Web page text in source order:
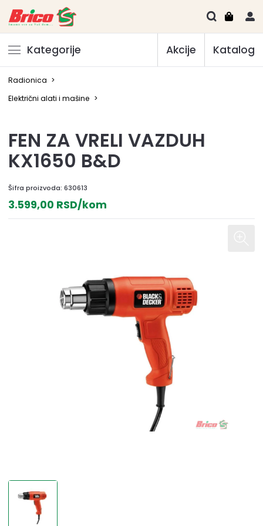
Kategorije Akcije Katalog
Radionica >
Električni alati i mašine >
FEN ZA VRELI VAZDUH
KX1650 B&D
Šifra proizvoda: 630613
3.599,00 RSD/kom